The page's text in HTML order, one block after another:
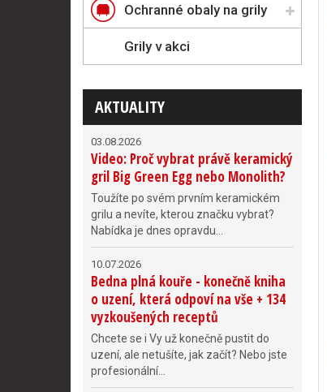
Ochranné obaly na grily
Grily v akci
AKTUALITY
03.08.2026
Video: Proč vybrat právě keramický
gril Big Green Egg nebo Monolith?
Toužíte po svém prvním keramickém
grilu a nevíte, kterou značku vybrat?
Nabídka je dnes opravdu...
10.07.2026
Bedna plná kouře - konečně kniha
o uzení, která odpoví na vše + 134
vyzkoušených receptů
Chcete se i Vy už konečně pustit do
uzení, ale netušíte, jak začít? Nebo jste
profesionální...